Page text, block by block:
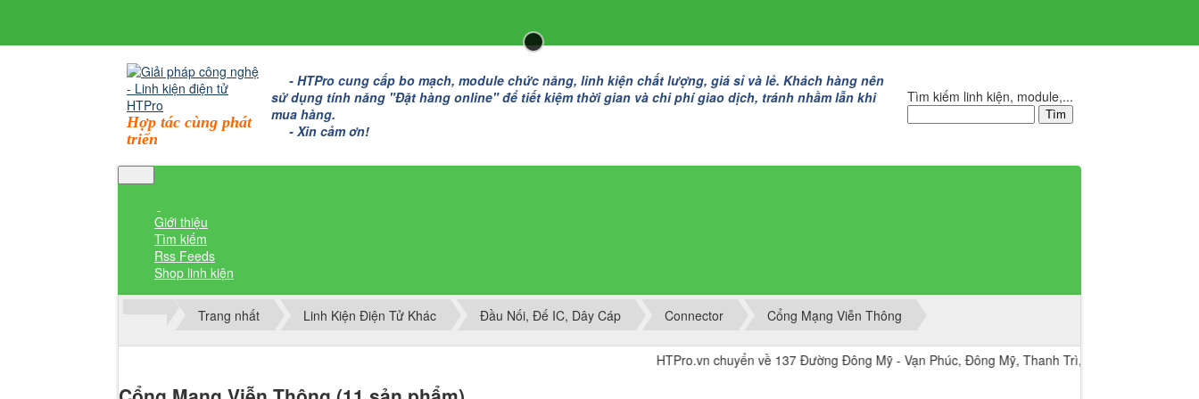
Hợp tác cùng phát
triển
- HTPro cung cấp bo mạch, module chức năng, linh kiện chất lượng, giá sỉ và lẻ. Khách hàng nên
sử dụng tính năng "Đặt hàng online" để tiết kiệm thời gian và chi phí giao dịch, tránh nhầm lẫn khi
mua hàng.
- Xin cảm ơn!
Tìm kiếm linh kiện, module,...
Giới thiệu
Tìm kiếm
Rss Feeds
Shop linh kiện
Trang nhất Linh Kiện Điện Tử Khác Đầu Nối, Đế IC, Dây Cáp Connector Cổng Mạng Viễn Thông
HTPro.vn chuyển về 137 Đường Đông Mỹ - Vạn Phúc, Đông Mỹ, Thanh Trì, Hà Nội.
Thành viên đăng nhập